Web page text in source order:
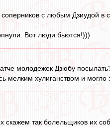
с любым Дзиудой в
Вот люди бьются!)))
молодежек Дзюбу
мелким хулиганством и могло
скажем так болельщиков их